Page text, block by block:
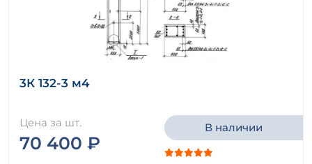
3К 132-3 м4
Цена за шт.
70 400 ₽
В наличии